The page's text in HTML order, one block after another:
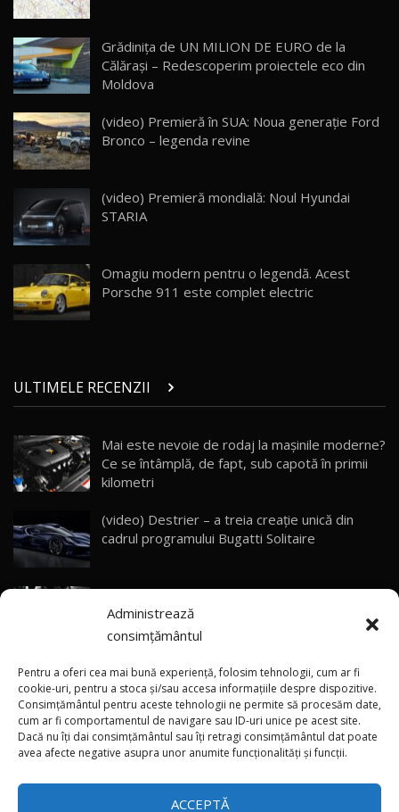
Administrează
consimțământul
Pentru a oferi cea mai bună experiență, folosim tehnologii, cum ar fi
cookie-uri, pentru a stoca și/sau accesa informațiile despre dispozitive.
Consimțământul pentru aceste tehnologii ne permite să procesăm date,
cum ar fi comportamentul de navigare sau ID-uri unice pe acest site.
Dacă nu îți dai consimțământul sau îți retragi consimțământul dat poate
avea afecte negative asupra unor anumite funcționalități și funcții.
ACCEPTĂ
23
Lynk & Co 01 / Test Drive AutoBlog.MD
25:19
24
ZEEKR 009: Cel mai Performant și Confortabil
Van Electric Testat în Moldova / AutoBlog.MD
26:38
mai Exclusiv și Puternic Defender Testat în
Moldova
32:21
26
AutoBlog.MD
10:57
28
Noul Geely Monjaro 2025! Mai ieftin și mai
dotat / Test Drive AutoBlog.MD
29
ZEEKR 9X - PRIMUL TEST DRIVE ÎN ROMÂNĂ!
CUM SE CONDUCE?
33:40
30
Primele impresii despre BYD Seal U DM-i,
Sealion 7 și Seal 5 DM-i / Test Drive
AutoBlog.MD
13:56
Noul Volvo EX90 / Test Drive AutoBlog.MD
32:06
33
MG RX5 - își merită banii? / Test Drive
AutoBlog.MD
Grădinița de UN MILION DE EURO de la
Călărași – Redescoperim proiectele eco din
Moldova
(video) Premieră în SUA: Noua generaţie Ford
Bronco – legenda revine
(video) Premieră mondială: Noul Hyundai
STARIA
Omagiu modern pentru o legendă. Acest
Porsche 911 este complet electric
ULTIMELE RECENZII
Mai este nevoie de rodaj la mașinile moderne?
Ce se întâmplă, de fapt, sub capotă în primii
kilometri
(video) Destrier – a treia creație unică din
cadrul programului Bugatti Solitaire
care elimină decalajul turbo
ANRE: Detensionarea relativă a situației din
Golf influențează prețurile la carburanți în
Moldova
(foto/video) Imaginea zilei: Și în SUA polițiștii
uneori „stau în tufari”
×